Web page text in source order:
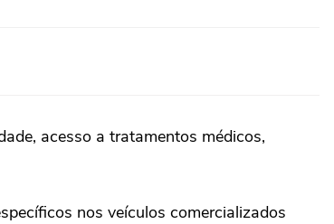
acesso a tratamentos médicos,
nos veículos comercializados